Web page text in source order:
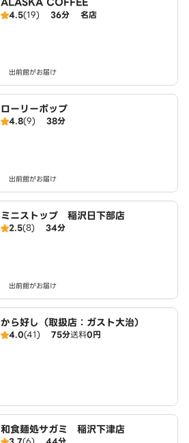
4.5(19) 36分 名店
出前館がお届け
ローリーポップ
4.8(9) 38分
出前館がお届け
ミニストップ 稲沢日下部店
2.5(8) 34分
出前館がお届け
から好し（取扱店：ガスト大治）
4.0(41) 75分送料0円
和食麺処サガミ 稲沢下津店